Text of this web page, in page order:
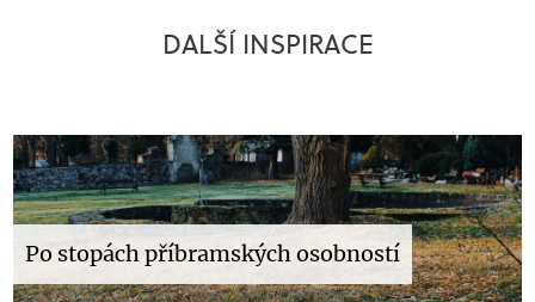
DALŠÍ INSPIRACE
Po stopách příbramských osobností